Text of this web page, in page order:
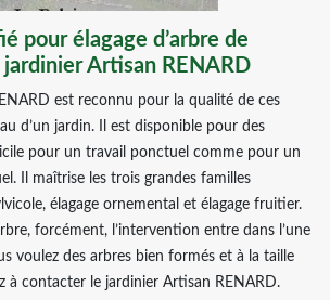
pour élagage d’arbre de
Artisan RENARD
est reconnu pour la qualité de ces
d’un jardin. Il est disponible pour des
pour un travail ponctuel comme pour un
Il maîtrise les trois grandes familles
élagage ornemental et élagage fruitier.
forcément, l’intervention entre dans l’une
voulez des arbres bien formés et à la taille
à contacter le jardinier Artisan RENARD.